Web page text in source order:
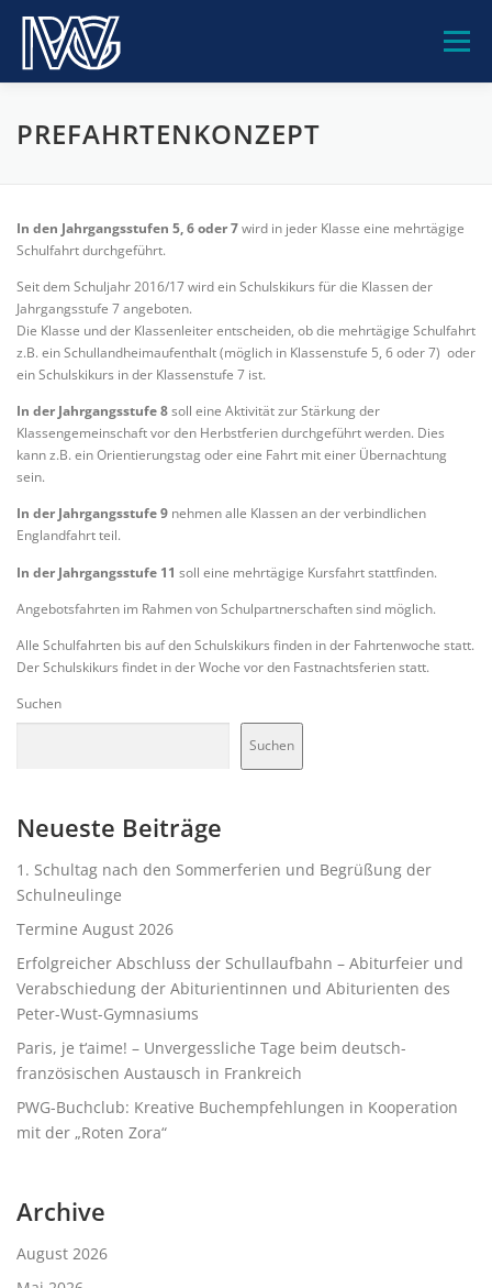
springen
Menü
PWG-GEMEINSCHAFT UNSERE SCHULE
KONTAKT
PREFAHRTENKONZEPT
In den Jahrgangsstufen 5, 6 oder 7wird in jeder Klasse eine mehrtägige
Schulfahrt durchgeführt.
Seit dem Schuljahr 2016/17 wird ein Schulskikurs für die Klassen der
Jahrgangsstufe 7 angeboten.
Die Klasse und der Klassenleiter entscheiden, ob die mehrtägige Schulfahrt
z.B. ein Schullandheimaufenthalt (möglich in Klassenstufe 5, 6 oder 7) oder
ein Schulskikurs in der Klassenstufe 7 ist.
In der Jahrgangsstufe 8soll eine Aktivität zur Stärkung der
Klassengemeinschaft vor den Herbstferien durchgeführt werden. Dies
kann z.B. ein Orientierungstag oder eine Fahrt mit einer Übernachtung
sein.
In der Jahrgangsstufe 9 nehmen alle Klassen an der verbindlichen
Englandfahrt teil.
In der Jahrgangsstufe 11 soll eine mehrtägige Kursfahrt stattfinden.
Angebotsfahrten im Rahmen von Schulpartnerschaften sind möglich.
Alle Schulfahrten bis auf den Schulskikurs finden in der Fahrtenwoche statt.
Der Schulskikurs findet in der Woche vor den Fastnachtsferien statt.
Suchen
Suchen
Neueste Beiträge
1. Schultag nach den Sommerferien und Begrüßung der
Schulneulinge
Termine August 2026
Erfolgreicher Abschluss der Schullaufbahn – Abiturfeier und
Verabschiedung der Abiturientinnen und Abiturienten des
Peter-Wust-Gymnasiums
Paris, je t‘aime! – Unvergessliche Tage beim deutsch-
französischen Austausch in Frankreich
PWG-Buchclub: Kreative Buchempfehlungen in Kooperation
mit der „Roten Zora“
Archive
August 2026